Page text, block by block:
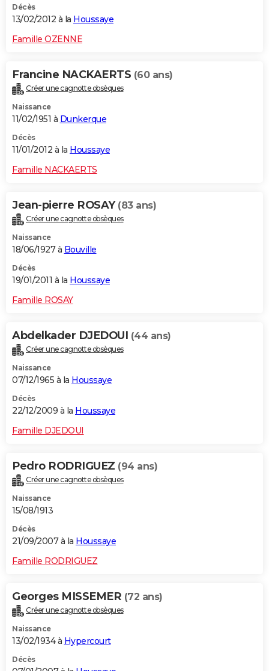
Décès
13/02/2012 à la Houssaye
Famille OZENNE
Francine NACKAERTS (60 ans)
Créer une cagnotte obsèques
Naissance
11/02/1951 à Dunkerque
Décès
11/01/2012 à la Houssaye
Famille NACKAERTS
Jean-pierre ROSAY (83 ans)
Créer une cagnotte obsèques
Naissance
18/06/1927 à Bouville
Décès
19/01/2011 à la Houssaye
Famille ROSAY
Abdelkader DJEDOUI (44 ans)
Créer une cagnotte obsèques
Naissance
07/12/1965 à la Houssaye
Décès
22/12/2009 à la Houssaye
Famille DJEDOUI
Pedro RODRIGUEZ (94 ans)
Créer une cagnotte obsèques
Naissance
15/08/1913
Décès
21/09/2007 à la Houssaye
Famille RODRIGUEZ
Georges MISSEMER (72 ans)
Créer une cagnotte obsèques
Naissance
13/02/1934 à Hypercourt
Décès